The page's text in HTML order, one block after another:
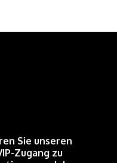
Sie unseren
Zugang zu